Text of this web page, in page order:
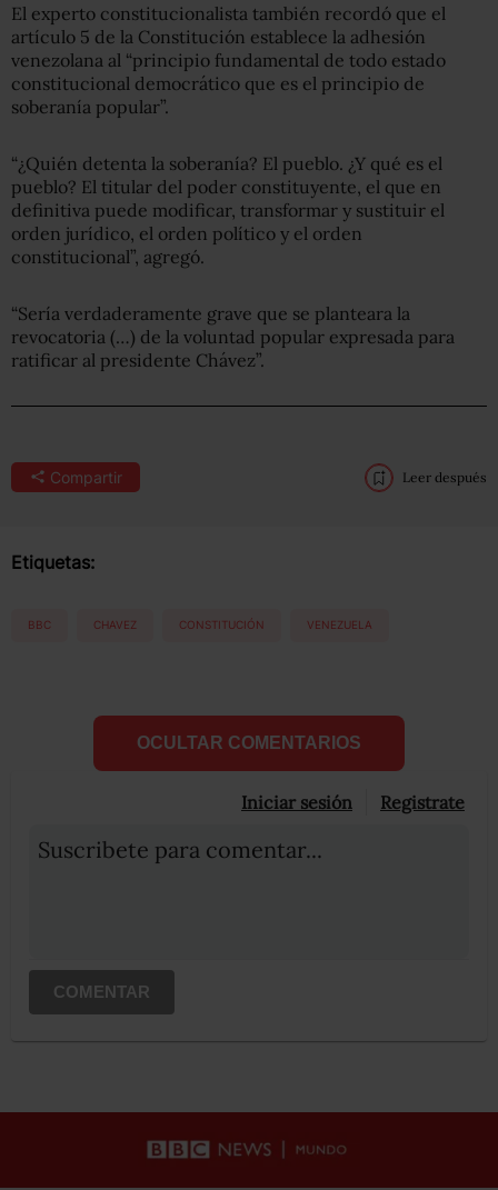
El experto constitucionalista también recordó que el
artículo 5 de la Constitución establece la adhesión
venezolana al “principio fundamental de todo estado
constitucional democrático que es el principio de
soberanía popular”.
“¿Quién detenta la soberanía? El pueblo. ¿Y qué es el
pueblo? El titular del poder constituyente, el que en
definitiva puede modificar, transformar y sustituir el
orden jurídico, el orden político y el orden
constitucional”, agregó.
“Sería verdaderamente grave que se planteara la
revocatoria (…) de la voluntad popular expresada para
ratificar al presidente Chávez”.
Compartir Leer después
Etiquetas:
BBC CHAVEZ CONSTITUCIÓN VENEZUELA
OCULTAR COMENTARIOS
Iniciar sesión Registrate
Suscribete para comentar...
COMENTAR